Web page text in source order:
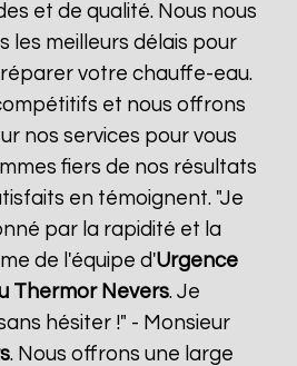
et de qualité. Nous nous
les meilleurs délais pour
votre chauffe-eau.
et nous offrons
nos services pour vous
fiers de nos résultats
en témoignent. "Je
par la rapidité et la
de l'équipe d'Urgence
Thermor Nevers. Je
hésiter !" - Monsieur
. Nous offrons une large